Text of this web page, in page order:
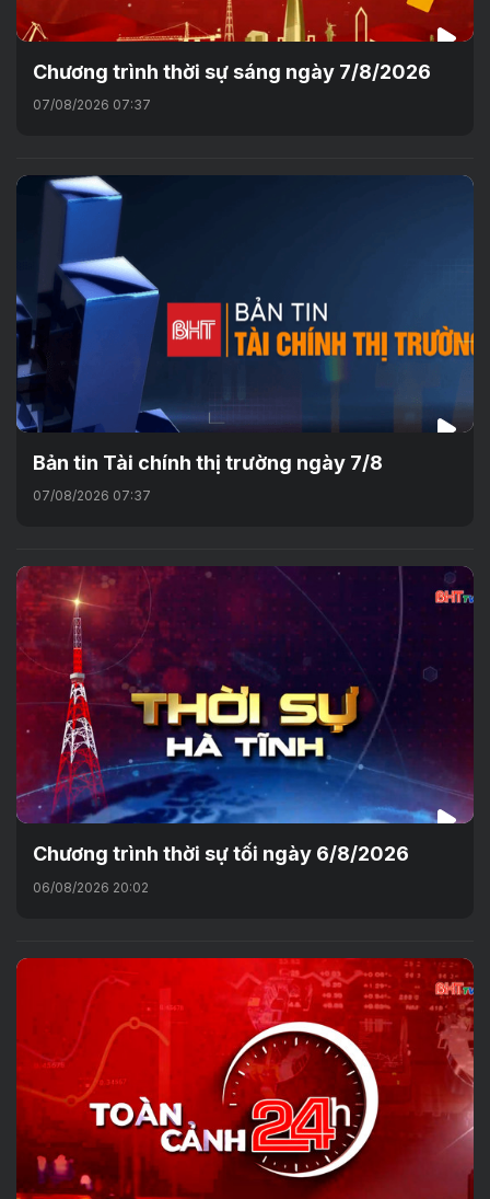
Chương trình thời sự sáng ngày 7/8/2026
07/08/2026 07:37
Bản tin Tài chính thị trường ngày 7/8
07/08/2026 07:37
Chương trình thời sự tối ngày 6/8/2026
06/08/2026 20:02